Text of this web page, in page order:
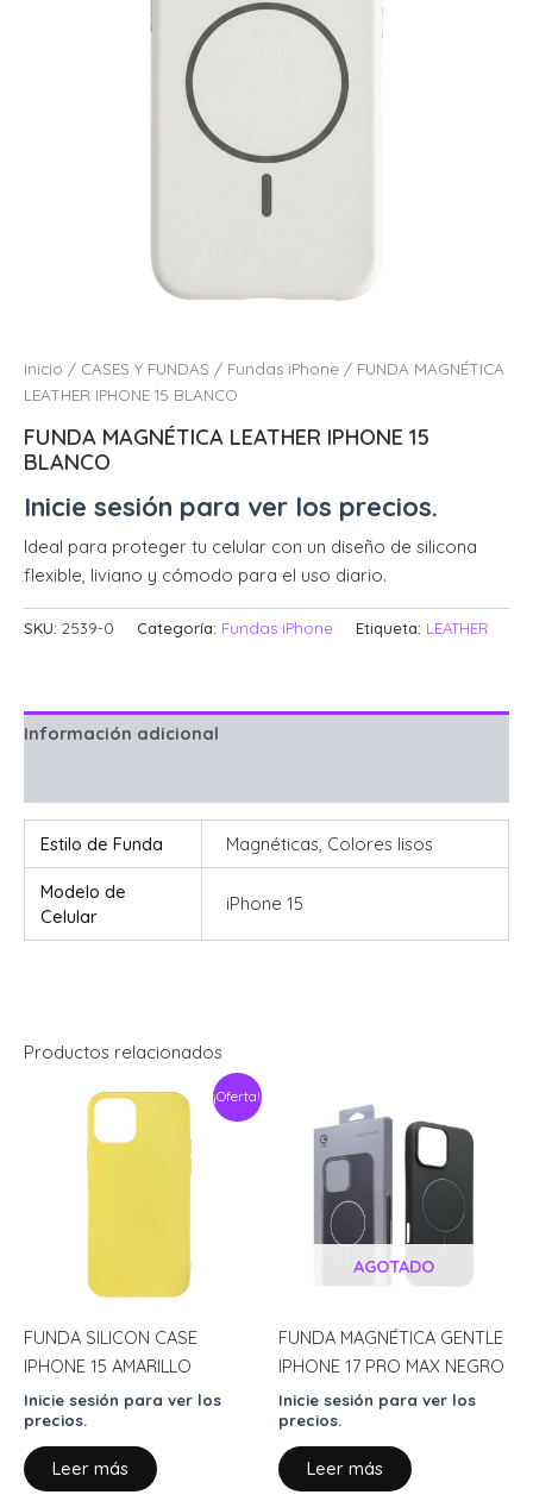
Inicio / CASES Y FUNDAS / Fundas iPhone / FUNDA MAGNÉTICA
LEATHER IPHONE 15 BLANCO
FUNDA MAGNÉTICA LEATHER IPHONE 15
BLANCO
Inicie sesión para ver los precios.
Ideal para proteger tu celular con un diseño de silicona
flexible, liviano y cómodo para el uso diario.
SKU: 2539-0 Categoría: Fundas iPhone Etiqueta: LEATHER
Información adicional
Estilo de Funda Magnéticas, Colores lisos
Modelo de
Celular
iPhone 15
Productos relacionados
¡Oferta!
FUNDA SILICON CASE
IPHONE 15 AMARILLO
Inicie sesión para ver los
precios.
Leer más
AGOTADO
FUNDA MAGNÉTICA GENTLE
IPHONE 17 PRO MAX NEGRO
Inicie sesión para ver los
precios.
Leer más